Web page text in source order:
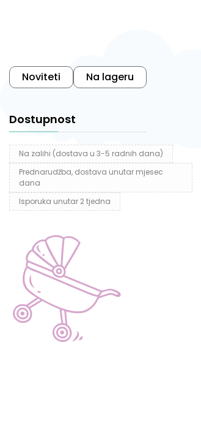
Noviteti Na lageru
Dostupnost
Na zalihi (dostava u 3-5 radnih dana)
Prednarudžba, dostava unutar mjesec
dana
Isporuka unutar 2 tjedna